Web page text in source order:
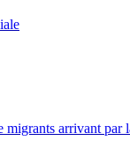
migrants arrivant par